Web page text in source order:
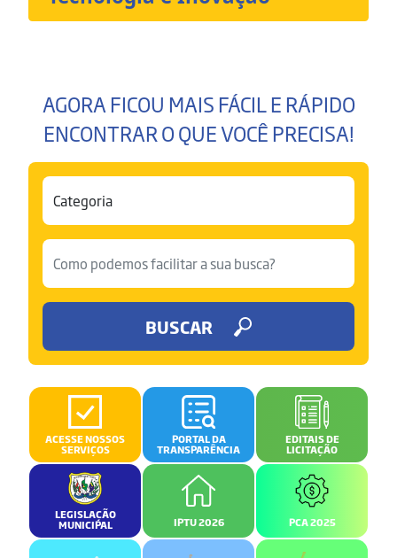
AGORA FICOU MAIS FÁCIL E RÁPIDO
ENCONTRAR O QUE VOCÊ PRECISA!
BUSCAR
ACESSE NOSSOS
SERVIÇOS
PORTAL DA
TRANSPARÊNCIA
EDITAIS DE
LICITAÇÃO
LEGISLAÇÃO
MUNICIPAL IPTU 2026 PCA 2025